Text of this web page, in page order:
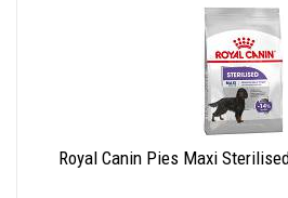
Royal Canin Pies Maxi